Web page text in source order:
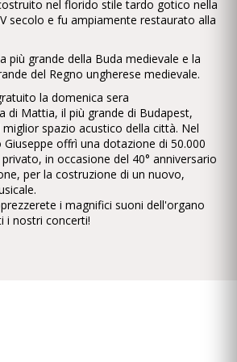
nel florido stile tardo gotico nella
secolo e fu ampiamente restaurato alla
più grande della Buda medievale e la
del Regno ungherese medievale.
la domenica sera
di Mattia, il più grande di Budapest,
spazio acustico della città. Nel
Giuseppe offrì una dotazione di 50.000
in occasione del 40° anniversario
per la costruzione di un nuovo,
i magnifici suoni dell'organo
i nostri concerti!
nella chiesa di Mattia la domenica
donato un nuovo organo per la chiesa
realizzato nell'officina di Budapest
secondo i piani del direttore d'orchestra
elettropneumatico a quattro